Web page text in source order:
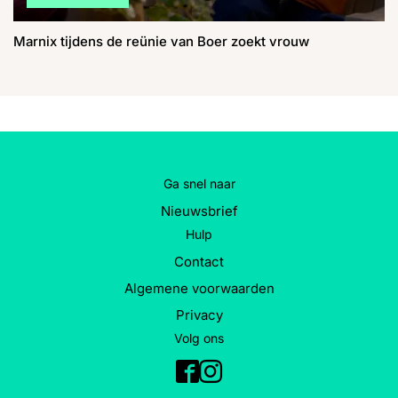
Marnix tijdens de reünie van Boer zoekt vrouw
Ga snel naar
Nieuwsbrief
Hulp
Contact
Algemene voorwaarden
Privacy
Volg ons
Facebook
Instagram